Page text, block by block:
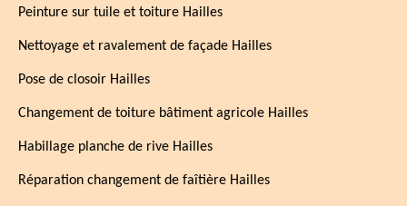
Peinture sur tuile et toiture Hailles
Nettoyage et ravalement de façade Hailles
Pose de closoir Hailles
Changement de toiture bâtiment agricole Hailles
Habillage planche de rive Hailles
Réparation changement de faîtière Hailles